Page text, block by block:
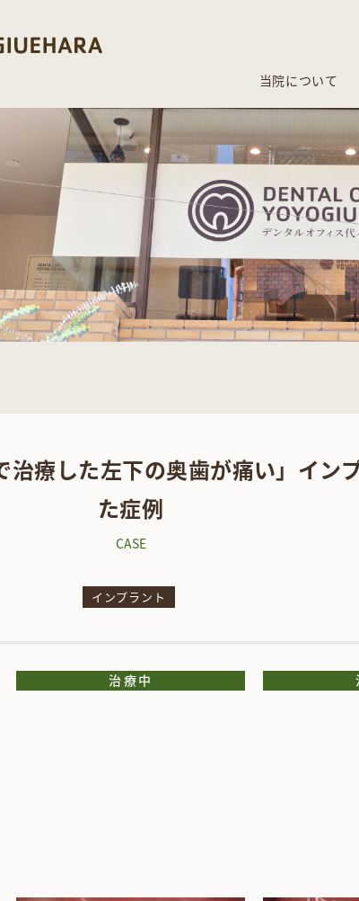
当院について
療した左下の奥歯が痛い」イン
た症例
CASE
インプラント
治療中